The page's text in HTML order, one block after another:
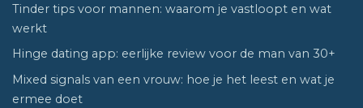
Tinder tips voor mannen: waarom je vastloopt en wat
werkt
Hinge dating app: eerlijke review voor de man van 30+
Mixed signals van een vrouw: hoe je het leest en wat je
ermee doet